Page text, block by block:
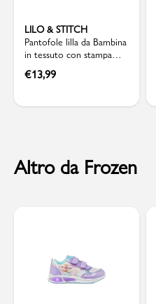
LILO & STITCH
Pantofole lilla da Bambina
in tessuto con stampa
Lilo & Stitch
€13,99
Altro da Frozen